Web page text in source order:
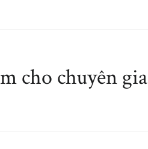
cho chuyên gia